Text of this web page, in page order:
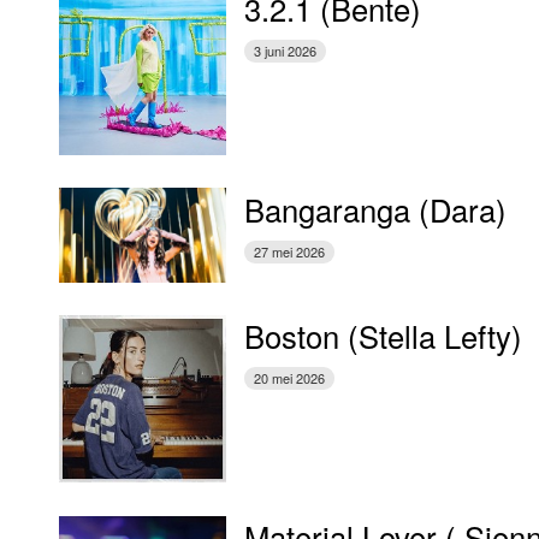
3 juni 2026
Bangaranga (Dara)
27 mei 2026
Boston (Stella Lefty)
20 mei 2026